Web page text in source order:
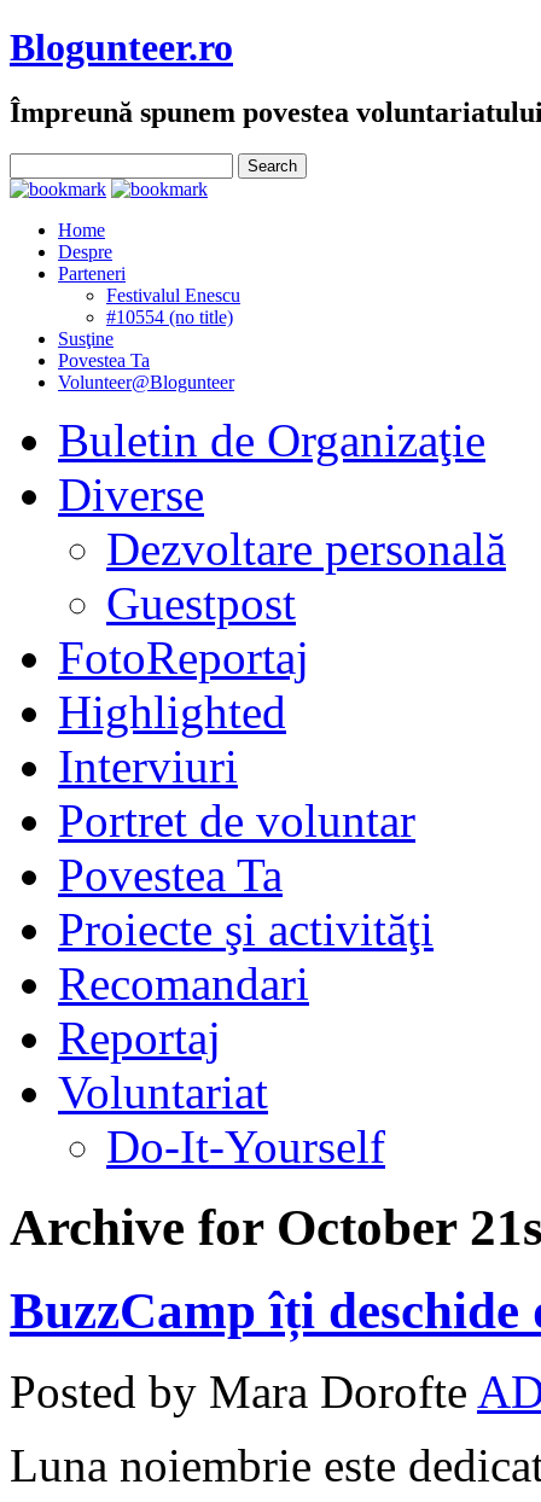
Blogunteer.ro
Împreună spunem povestea
Home
Despre
Parteneri
Festivalul Enescu
#10554 (no title)
Susţine
Povestea Ta
Volunteer@Blogunteer
Buletin de Organizaţie
Diverse
Dezvoltare personală
Guestpost
FotoReportaj
Highlighted
Interviuri
Portret de voluntar
Povestea Ta
Proiecte şi activităţi
Recomandari
Reportaj
Voluntariat
Do-It-Yourself
Archive for October
BuzzCamp îți deschide
Posted by Mara Dorofte
Luna noiembrie este